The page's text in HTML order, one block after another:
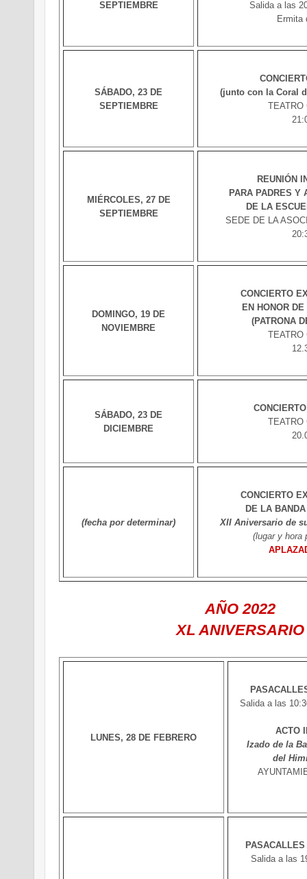
SEPTIEMBRE
Salida a las
Ermita
SÁBADO, 23 DE
SEPTIEMBRE
(junto con la Coral
TEATRO
MIÉRCOLES, 27 DE
SEPTIEMBRE
REUNIÓN
PARA PADRES Y
DE LA
SEDE DE LA
DOMINGO, 19 DE
NOVIEMBRE
CONCIERTO
EN HONOR
(PATRONA
TEATRO
SÁBADO, 23 DE
DICIEMBRE
TEATRO
(fecha por determinar)
CONCIERTO
DE LA
XII Aniversario de
(lugar y hora
AÑO 2022
XL ANIVERSARIO
LUNES, 28 DE FEBRERO
Salida a las
ACTO
Izado de la
del
Salida a las